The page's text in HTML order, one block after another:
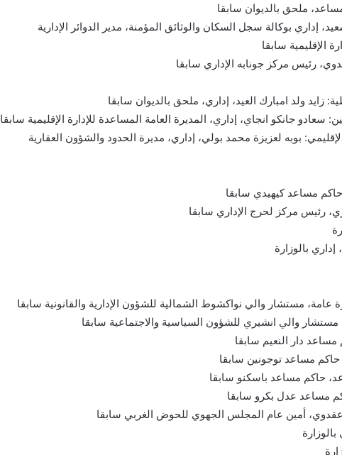
ملحق بالديوان سابقا
إداري بوكالة سجل السكان والوثائق المؤمنة، مدير الدوائر الإدارية
الإقليمية سابقا
رئيس مركز جونابه الإداري سابقا
ولد امبارك العيد، إداري، ملحق بالديوان سابقا
سعادو جانكو انجاي، إداري، المديرة العامة المساعدة للإدارة الإقليمية سابقا
بوبه لعزيزة محمد بولي، إداري، مديرة الحدود والشؤون العقارية
مساعد كيهيدي سابقا
رئيس مركز لحرج الإداري سابقا
بالوزارة
مستشار والي نواكشوط الشمالية للشؤون الإدارية والقانونية سابقا
مستشار والي انشيري للشؤون السياسية والاجتماعية سابقا
دار النعيم سابقا
مساعد توجونين سابقا
حاكم مساعد باسكنو سابقا
مساعد عدل بكرو سابقا
أمين عام المجلس الجهوي للحوض الغربي سابقا